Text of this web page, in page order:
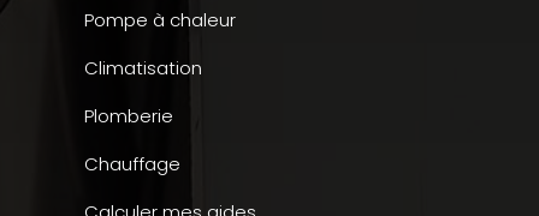
Pompe à chaleur
Climatisation
Plomberie
Chauffage